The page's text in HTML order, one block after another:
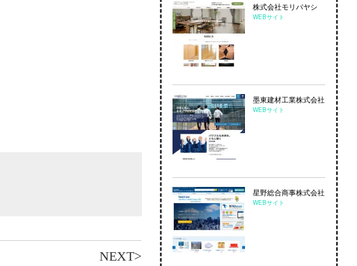
NEXT>
株式会社モリバヤシ
WEBサイト
墨東建材⼯業株式会社
WEBサイト
星野総合商事株式会社
WEBサイト